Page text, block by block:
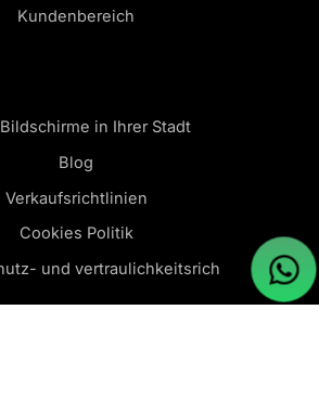
Kundenbereich
in Ihrer Stadt
Blog
Verkaufsrichtlinien
Cookies Politik
und vertraulichkeitsrich